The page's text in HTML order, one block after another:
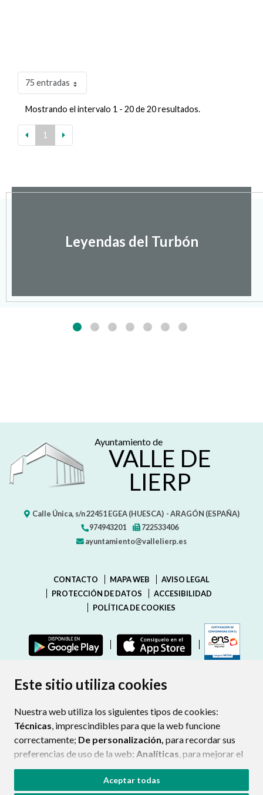
Este sitio utiliza cookies
Nuestra web utiliza los siguientes tipos de cookies:
Técnicas, imprescindibles para que la web funcione
correctamente; De personalización, para recordar sus
preferencias de uso de la web; Analíticas, para mejorar el
funcionamiento de la web y sus servicios.
Si acepta pulsando el botón“Aceptar todas”
Aceptar todas
75 entradas
Mostrando el intervalo 1 - 20 de 20 resultados.
1
Leyendas del Turbón
Ayuntamiento de
VALLE DE
LIERP
Calle Única, s/n22451 EGEA (HUESCA) - ARAGÓN (ESPAÑA)
974943201
722533406
ayuntamiento@vallelierp.es
CONTACTO MAPA WEB
AVISO LEGAL
PROTECCIÓN DE DATOS
ACCESIBILIDAD
POLÍTICA DE COOKIES